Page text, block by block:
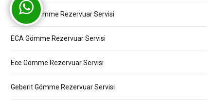
Creavit Gömme Rezervuar Servisi
ECA Gömme Rezervuar Servisi
Ece Gömme Rezervuar Servisi
Geberit Gömme Rezervuar Servisi